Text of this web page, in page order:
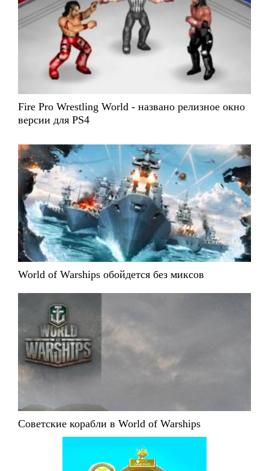
Fire Pro Wrestling World - названо релизное окно
версии для PS4
World of Warships обойдется без миксов
Советские корабли в World of Warships